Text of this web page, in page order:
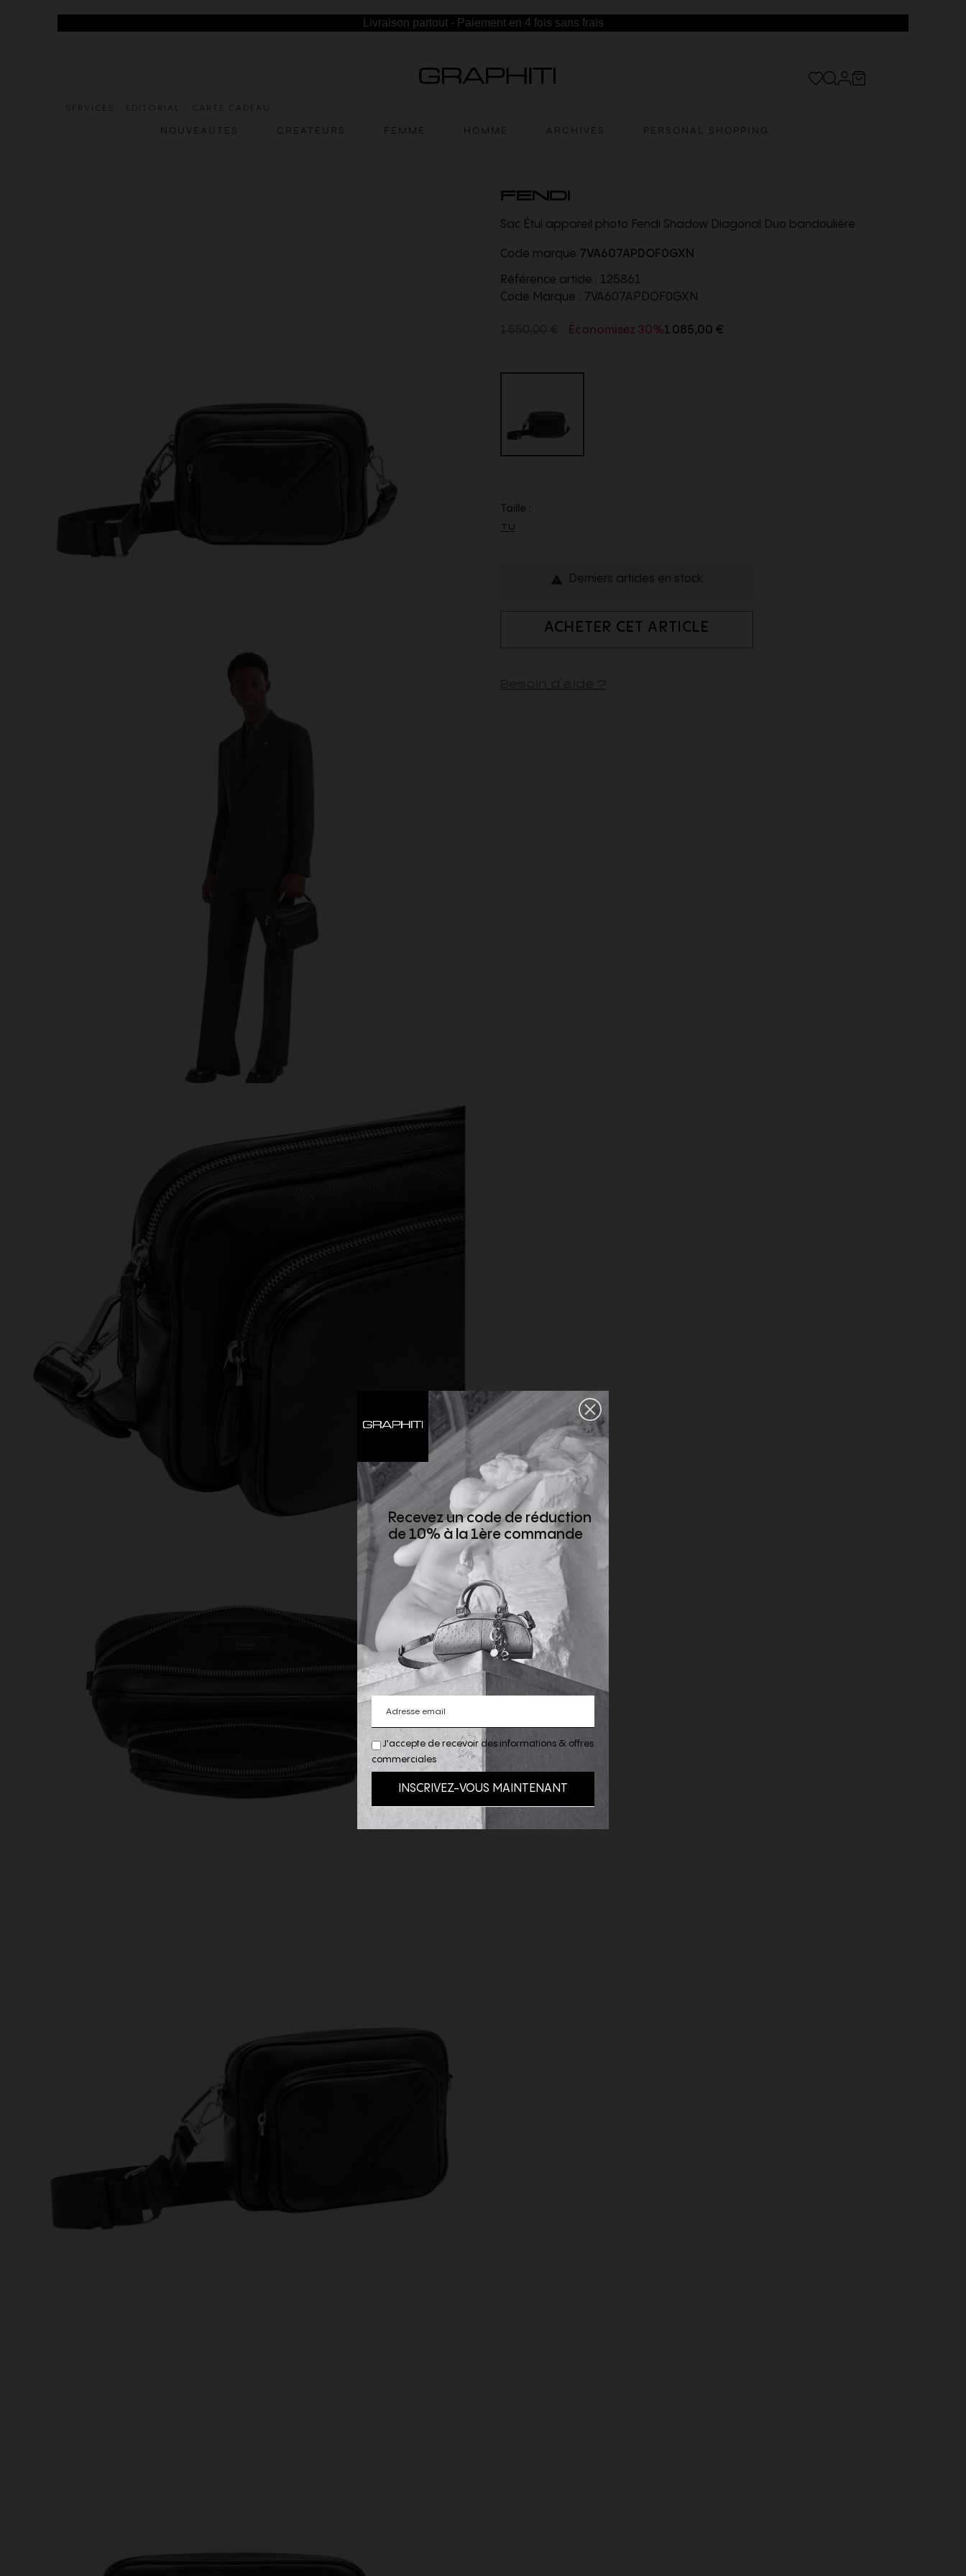
Livraison partout - Paiement en 4 fois sans frais
SERVICES EDITORIAL CARTE CADEAU
NOUVEAUTES CREATEURS FEMME HOMME ARCHIVES PERSONAL SHOPPING
FENDI
Sac Étui appareil photo Fendi Shadow Diagonal Duo bandoulière
Code marque 7VA607APDOF0GXN
Référence article : 125861
Code Marque : 7VA607APDOF0GXN
Économisez 30%1 085,00 €
Taille :
TU
 Derniers articles en stock
ACHETER CET ARTICLE
J'accepte de recevoir des informations & offres
commerciales
Recevez un code de réduction
de 10% à la 1ère commande